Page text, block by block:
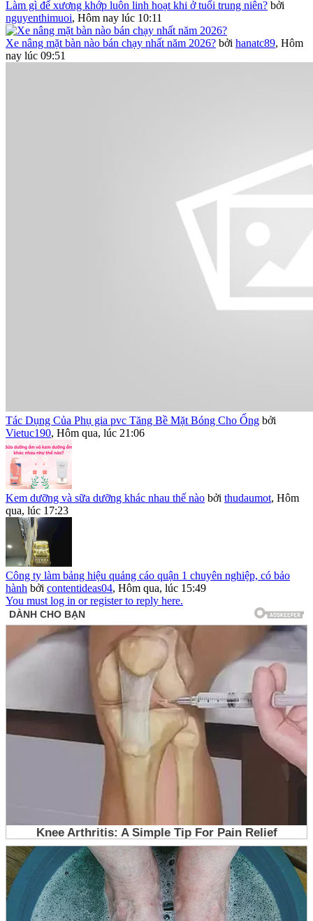
Làm gì để xương khớp luôn linh hoạt khi ở tuổi trung niên? bởi
nguyenthimuoi, Hôm nay lúc 10:11
Xe nâng mặt bàn nào bán chạy nhất năm 2026? bởi hanatc89, Hôm
nay lúc 09:51
Tác Dụng Của Phụ gia pvc Tăng Bề Mặt Bóng Cho Ống bởi
Vietuc190, Hôm qua, lúc 21:06
Kem dưỡng và sữa dưỡng khác nhau thế nào bởi thudaumot, Hôm
qua, lúc 17:23
Công ty làm bảng hiệu quảng cáo quận 1 chuyên nghiệp, có bảo
hành bởi contentideas04, Hôm qua, lúc 15:49
You must log in or register to reply here.